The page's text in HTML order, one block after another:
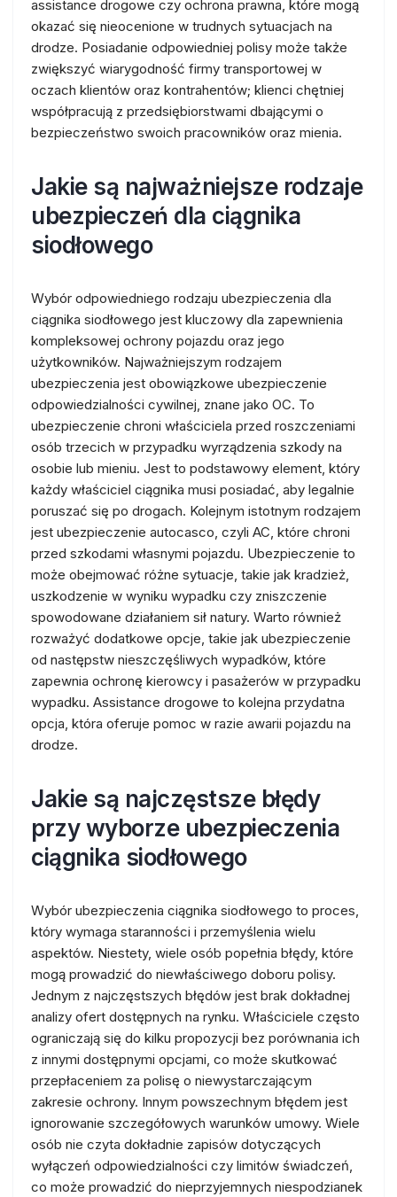
assistance drogowe czy ochrona prawna, które mogą
okazać się nieocenione w trudnych sytuacjach na
drodze. Posiadanie odpowiedniej polisy może także
zwiększyć wiarygodność firmy transportowej w
oczach klientów oraz kontrahentów; klienci chętniej
współpracują z przedsiębiorstwami dbającymi o
bezpieczeństwo swoich pracowników oraz mienia.
Jakie są najważniejsze rodzaje
ubezpieczeń dla ciągnika
siodłowego
Wybór odpowiedniego rodzaju ubezpieczenia dla
ciągnika siodłowego jest kluczowy dla zapewnienia
kompleksowej ochrony pojazdu oraz jego
użytkowników. Najważniejszym rodzajem
ubezpieczenia jest obowiązkowe ubezpieczenie
odpowiedzialności cywilnej, znane jako OC. To
ubezpieczenie chroni właściciela przed roszczeniami
osób trzecich w przypadku wyrządzenia szkody na
osobie lub mieniu. Jest to podstawowy element, który
każdy właściciel ciągnika musi posiadać, aby legalnie
poruszać się po drogach. Kolejnym istotnym rodzajem
jest ubezpieczenie autocasco, czyli AC, które chroni
przed szkodami własnymi pojazdu. Ubezpieczenie to
może obejmować różne sytuacje, takie jak kradzież,
uszkodzenie w wyniku wypadku czy zniszczenie
spowodowane działaniem sił natury. Warto również
rozważyć dodatkowe opcje, takie jak ubezpieczenie
od następstw nieszczęśliwych wypadków, które
zapewnia ochronę kierowcy i pasażerów w przypadku
wypadku. Assistance drogowe to kolejna przydatna
opcja, która oferuje pomoc w razie awarii pojazdu na
drodze.
Jakie są najczęstsze błędy
przy wyborze ubezpieczenia
ciągnika siodłowego
Wybór ubezpieczenia ciągnika siodłowego to proces,
który wymaga staranności i przemyślenia wielu
aspektów. Niestety, wiele osób popełnia błędy, które
mogą prowadzić do niewłaściwego doboru polisy.
Jednym z najczęstszych błędów jest brak dokładnej
analizy ofert dostępnych na rynku. Właściciele często
ograniczają się do kilku propozycji bez porównania ich
z innymi dostępnymi opcjami, co może skutkować
przepłaceniem za polisę o niewystarczającym
zakresie ochrony. Innym powszechnym błędem jest
ignorowanie szczegółowych warunków umowy. Wiele
osób nie czyta dokładnie zapisów dotyczących
wyłączeń odpowiedzialności czy limitów świadczeń,
co może prowadzić do nieprzyjemnych niespodzianek